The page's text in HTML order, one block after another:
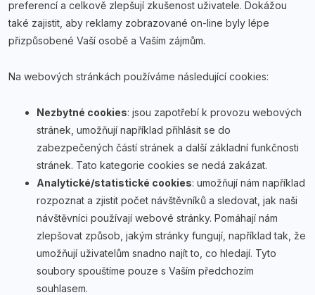
preferencí a celkově zlepšují zkušenost uživatele. Dokážou
také zajistit, aby reklamy zobrazované on-line byly lépe
přizpůsobené Vaší osobě a Vaším zájmům.
Na webových stránkách používáme následující cookies:
Nezbytné cookies: jsou zapotřebí k provozu webových
stránek, umožňují například přihlásit se do
zabezpečených částí stránek a další základní funkčnosti
stránek. Tato kategorie cookies se nedá zakázat.
Analytické/statistické cookies: umožňují nám například
rozpoznat a zjistit počet návštěvníků a sledovat, jak naši
návštěvníci používají webové stránky. Pomáhají nám
zlepšovat způsob, jakým stránky fungují, například tak, že
umožňují uživatelům snadno najít to, co hledají. Tyto
soubory spouštíme pouze s Vaším předchozím
souhlasem.